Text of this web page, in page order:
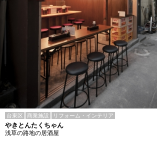
台東区 商業施設 リフォーム・インテリア
やきとんたくちゃん
浅草の路地の居酒屋